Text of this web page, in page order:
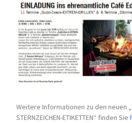
Weitere Informationen zu den neuen
STERNZEICHEN-ETIKETTEN“ finden Sie